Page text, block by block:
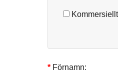
Kommersiellt
Förnamn: